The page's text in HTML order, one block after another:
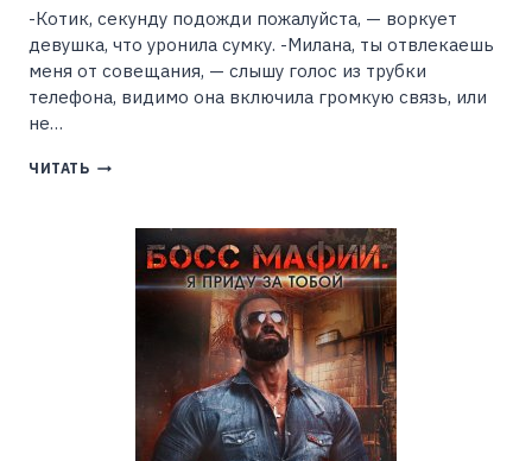
-Котик, секунду подожди пожалуйста, — воркует
девушка, что уронила сумку. -Милана, ты отвлекаешь
меня от совещания, — слышу голос из трубки
телефона, видимо она включила громкую связь, или
не…
ЧИТАТЬ ЕГО
ПРОЩУ!
ТОПАЗ)